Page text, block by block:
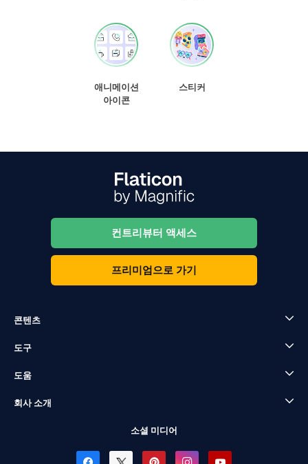
애니메이션
아이콘
스티커
컨트리뷰터 액세스
프리미엄으로 가기
콘텐츠
도구
도움
회사 소개
소셜 미디어